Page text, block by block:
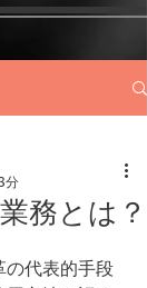
務とは？
分
の代表的手段